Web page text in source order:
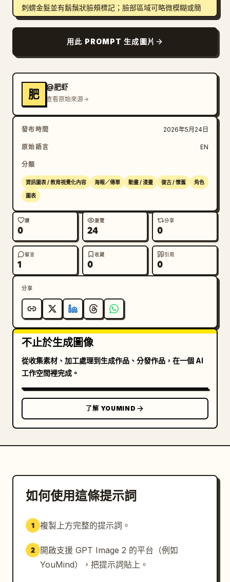
刺蝟金髮並有鬍鬚狀臉頰標記；臉部區域可略微模糊或簡
化。下方框為激烈的九尾查克拉化身半身像，帶有發光的橘
狀能量。在兩幅肖像旁添加小型括號標籤。
列成 2x3 的網格，每個圖示位於帶有微小標籤的獨立邊框
方格中。六個圖示分別為：影分身剪影、火焰滴、螺旋漩
渦、坐姿仙人剪影、九尾狐火焰以及守護核心徽章。
第 2 欄，外觀服裝：角色站立的全身正面視圖，佔據該欄
大部分空間。他留著
，佩戴黑色護額，身穿黑
帶、單腿綁帶以及腿部小袋。使用乾淨的動漫線條但帶有風
化的墨跡質感。添加 8 個小型註釋標籤，並以引線指向服
裝細節：護額、頭髮、領口/拉鍊、夾克主體、袖章、褲
第 3 欄，能力結構：繪製與站立姿勢相同的透明金色輪
廓，呈現發光的解剖查克拉圖。顯示可見的內部能量通道、
圓形查克拉節點以及胸口明亮的藍色螺旋核心。使用 7 個
標籤說明指向能量特徵：頂輪、分身術、螺旋丸、仙人路
狀的藍色與金色能量線。
第 4 欄，內心渴望：創作一幅高大的戲劇性插圖，描繪由
火焰與旋轉查克拉組成的橘色九尾狐靈，從頂部籠罩至中
心。下方展示英雄面對能量風暴的小型黑色剪影。包含 5
內在野獸。該欄位應呈現最混亂的感覺，帶有濃密的火焰捲
曲與下中心處的大型漩渦。
右側細節條：包含兩個堆疊的子區塊。上方子區塊為細節放
大，包含 4 個水平特寫框：帶有螺旋符號的金屬護額、藍
色眼睛特寫、雙手捧著藍色螺旋能量球、以及金色查克拉流
要時可簡化臉部區域。
底部邊框裝飾：添加 5 個底部裝飾元素：左下角的大型藍
的苦無與封印紙條、以及右下角的藍色波浪裝飾。添加一個
添加垂直銘牌。
用此 PROMPT 生成圖片
肥
@肥虾
查看原始來源
發布時間 2026年5月24日
原始語言 EN
分類
資訊圖表 / 教育視覺化內容 海報／傳單 動畫 / 漫畫 復古 / 懷舊 角色
圖表
讚
0
瀏覽
24
分享
0
留言
1
收藏
0
引用
0
分享
不止於生成圖像
從收集素材、加工處理到生成作品、分發作品，在一個 AI
工作空間裡完成。
了解 YOUMIND
如何使用這條提示詞
1 複製上方完整的提示詞。
2
開啟支援 GPT Image 2 的平台（例如
YouMind），把提示詞貼上。